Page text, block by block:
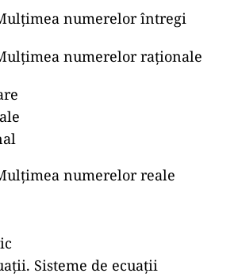
numerelor întregi
numerelor raționale
numerelor reale
Sisteme de ecuații